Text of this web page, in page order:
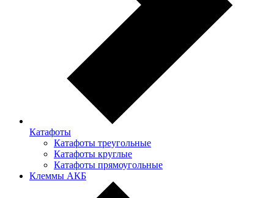
Катафоты
Катафоты треугольные
Катафоты круглые
Катафоты прямоугольные
Клеммы АКБ